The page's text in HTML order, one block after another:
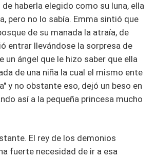
haberla elegido como su luna, ella
pero no lo sabía. Emma sintió que
de su manada la atraía, de
entrar llevándose la sorpresa de
un ángel que le hizo saber que ella
de una niña la cual el mismo ente
y no obstante eso, dejó un beso en
así a la pequeña princesa mucho
El rey de los demonios
fuerte necesidad de ir a esa